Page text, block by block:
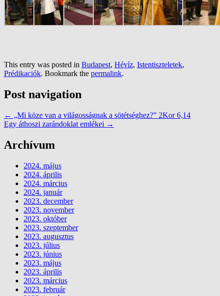
This entry was posted in Budapest, Hévíz, Istentiszteletek,
Prédikaciók. Bookmark the permalink.
Post navigation
← „Mi köze van a világosságnak a sötétséghez?” 2Kor 6,14
Egy áthoszi zarándoklat emlékei →
Archívum
2024. május
2024. április
2024. március
2024. január
2023. december
2023. november
2023. október
2023. szeptember
2023. augusztus
2023. július
2023. június
2023. május
2023. április
2023. március
2023. február